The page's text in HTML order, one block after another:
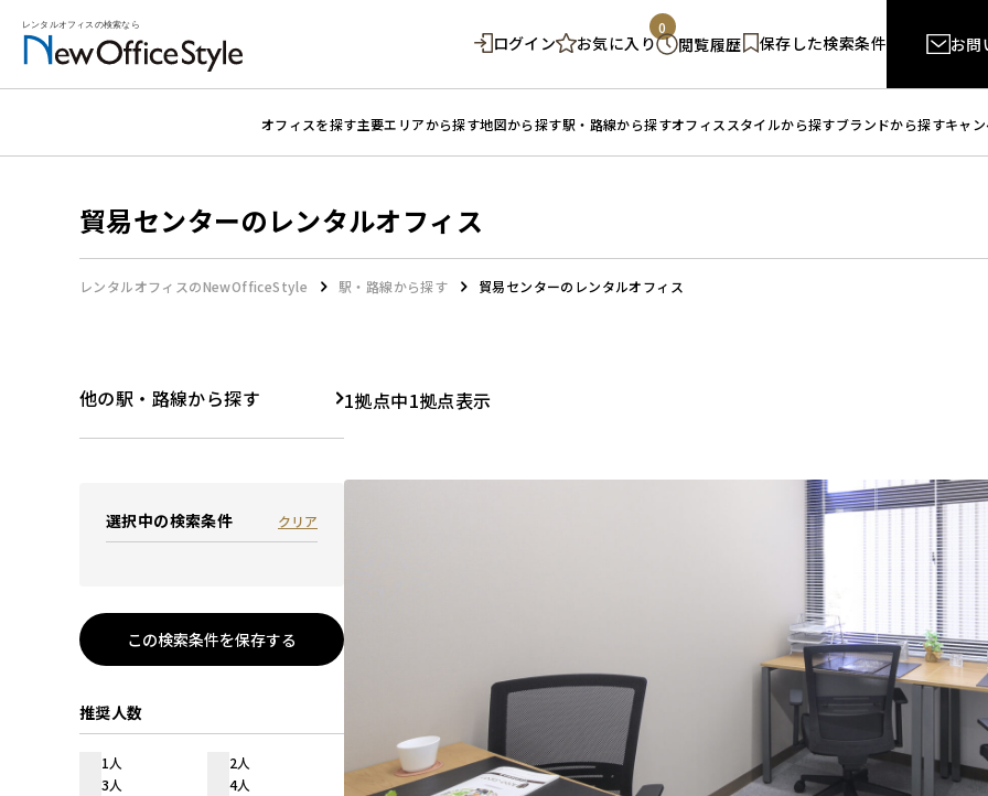
ログイン お気に入り
0
閲覧履歴 保存した検索条件 お問
オフィスを探す主要エリアから探す地図から探す駅・路線から探すオフィススタイルから探すブランドから探すキャ
貿易センターのレンタルオフィス
レンタルオフィスのNewOfficeStyle 駅・路線から探す 貿易センターのレンタルオフィス
他の駅・路線から探す
選択中の検索条件 クリア
この検索条件を保存する
推奨人数
1人
2人
3人
4人
1拠点中1拠点表示